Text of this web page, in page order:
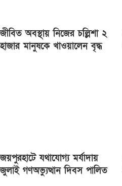
জীবিত অবস্থায় নিজের চল্লিশা ২
হাজার মানুষকে খাওয়ালেন বৃদ্ধ
জয়পুরহাটে যথাযোগ্য মর্যাদায়
জুলাই গণঅভ্যুত্থান দিবস পালিত